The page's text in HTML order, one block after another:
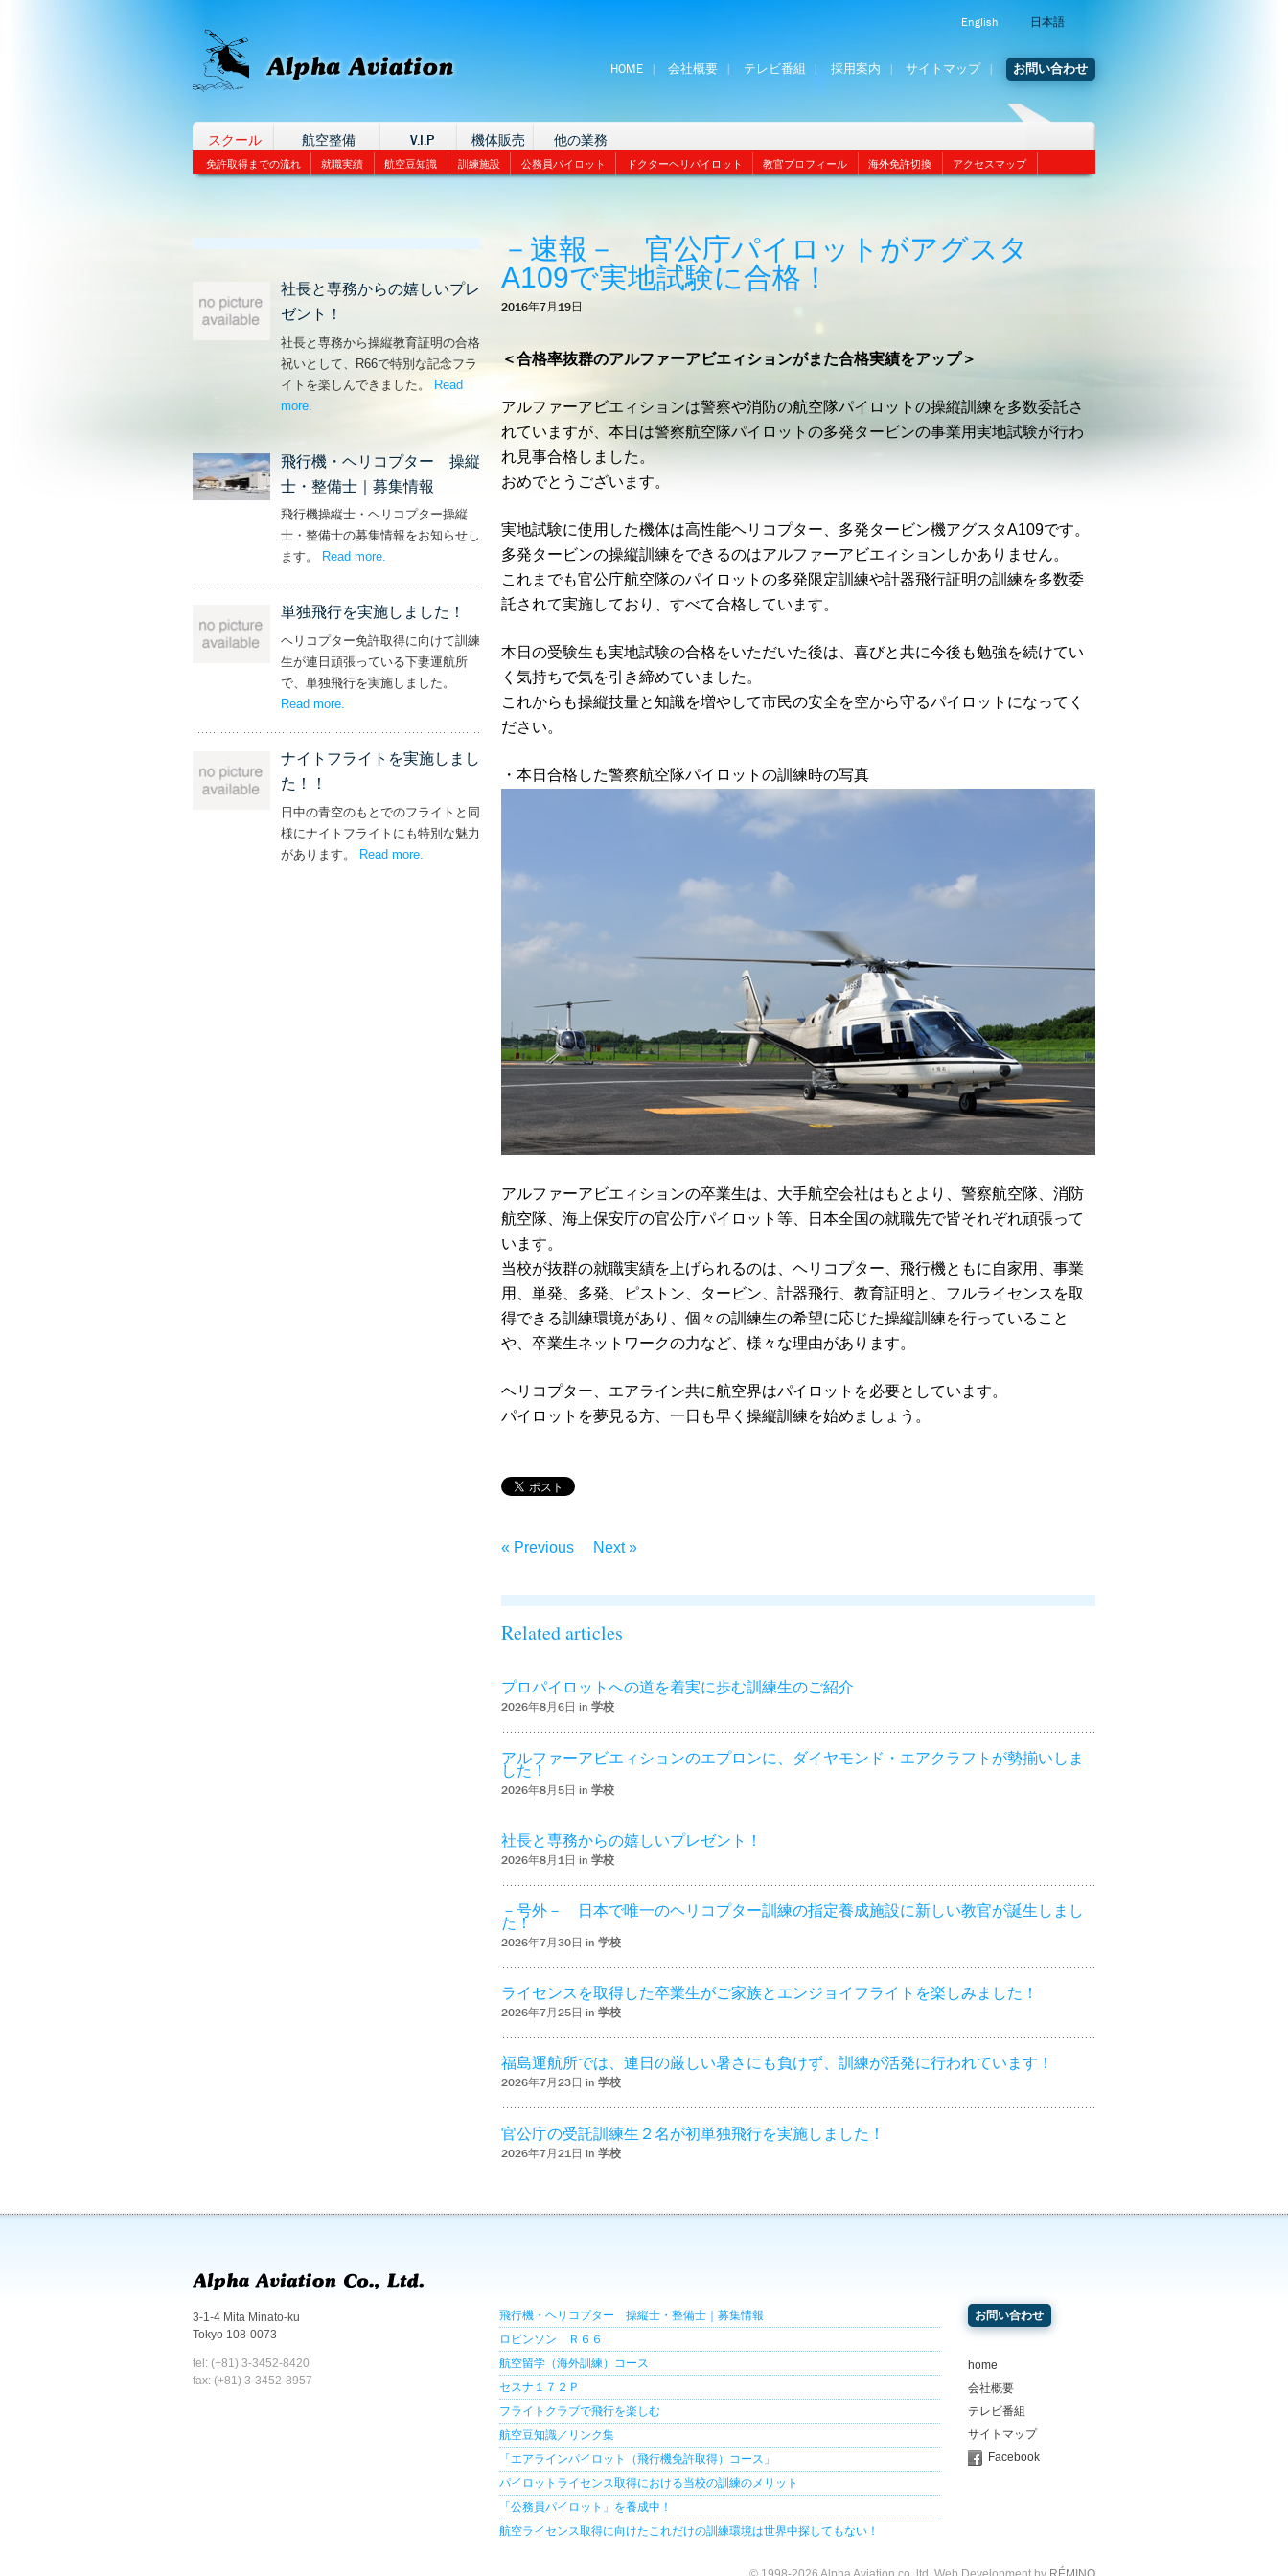
English 日本語
HOME 会社概要 テレビ番組 採用案内 サイトマップ お問い合わせ
スクール 航空整備 V.I.P 機体販売 他の業務
免許取得までの流れ 就職実績 航空豆知識 訓練施設 公務員パイロット ドクターヘリパイロット 教官プロフィール 海外免許切換 アクセスマップ
－速報－ 官公庁パイロットがアグスタ
A109で実地試験に合格！
2016年7月19日
＜合格率抜群のアルファーアビエィションがまた合格実績をアップ＞
アルファーアビエィションは警察や消防の航空隊パイロットの操縦訓練を多数委託さ
れていますが、 本日は警察航空隊パイロットの多発タービンの事業用実地試験が行わ
れ見事合格しました。
おめでとうございます。
実地試験に使用した機体は高性能ヘリコプター、多発タービン機アグスタA109です。
多発タービンの操縦訓練をできるのはアルファーアビエィションしかありません。
これまでも官公庁航空隊のパイロットの多発限定訓練や計器飛行証明の訓練を多数委
託されて実施しており、すべて合格しています。
本日の受験生も実地試験の合格をいただいた後は、喜びと共に今後も勉強を続けてい
く気持ちで気を引き締めていました。
これからも操縦技量と知識を増やして市民の安全を空から守るパイロットになってく
ださい。
・本日合格した警察航空隊パイロットの訓練時の写真
アルファーアビエィションの卒業生は、大手航空会社はもとより、警察航空隊、消防
航空隊、海上保安庁の官公庁パイロット等、日本全国の就職先で皆それぞれ頑張って
います。
当校が抜群の就職実績を上げられるのは、ヘリコプター、飛行機ともに自家用、事業
用、単発、多発、ピストン、タービン、計器飛行、教育証明と、フルライセンスを取
得できる訓練環境があり、個々の訓練生の希望に応じた操縦訓練を行っていること
や、卒業生ネットワークの力など、様々な理由があります。
ヘリコプター、エアライン共に航空界はパイロットを必要としています。
パイロットを夢見る方、一日も早く操縦訓練を始めましょう。
« Previous Next »
社長と専務からの嬉しいプレ
ゼント！
社長と専務から操縦教育証明の合格
祝いとして、R66で特別な記念フラ
イトを楽しんできました。
Read
more – ‘社長と専務からの嬉しいプレゼント！’
飛行機・ヘリコプター 操縦
士・整備士｜募集情報
飛行機操縦士・ヘリコプター操縦
士・整備士の募集情報をお知らせし
ます。
Read more– ‘飛行機・ヘリコプター 操縦士・整備士｜募集情報’
.
単独飛行を実施しました！
ヘリコプター免許取得に向けて訓練
生が連日頑張っている下妻運航所
で、単独飛行を実施しました。
Read more – ‘単独飛行を実施しました！’
ナイトフライトを実施しまし
た！！
日中の青空のもとでのフライトと同
様にナイトフライトにも特別な魅力
があります。
Read more– ‘ナイトフライトを実施しました！！’
.
Related articles
プロパイロットへの道を着実に歩む訓練生のご紹介
2026年8月6日 in 学校
アルファーアビエィションのエプロンに、ダイヤモンド・エアクラフトが勢揃いしま
した！
2026年8月5日 in 学校
社長と専務からの嬉しいプレゼント！
2026年8月1日 in 学校
－号外－ 日本で唯一のヘリコプター訓練の指定養成施設に新しい教官が誕生しまし
た！
2026年7月30日 in 学校
ライセンスを取得した卒業生がご家族とエンジョイフライトを楽しみました！
2026年7月25日 in 学校
福島運航所では、連日の厳しい暑さにも負けず、訓練が活発に行われています！
2026年7月23日 in 学校
官公庁の受託訓練生２名が初単独飛行を実施しました！
2026年7月21日 in 学校
3-1-4 Mita Minato-ku
Tokyo 108-0073
tel: (+81) 3-3452-8420
fax: (+81) 3-3452-8957
飛行機・ヘリコプター 操縦士・整備士｜募集情報
ロビンソン Ｒ６６
航空留学（海外訓練）コース
セスナ１７２Ｐ
フライトクラブで飛行を楽しむ
航空豆知識／リンク集
「エアラインパイロット（飛行機免許取得）コース」
パイロットライセンス取得における当校の訓練のメリット
「公務員パイロット」を養成中！
航空ライセンス取得に向けたこれだけの訓練環境は世界中探してもない！
お問い合わせ
home
会社概要
テレビ番組
サイトマップ
Facebook